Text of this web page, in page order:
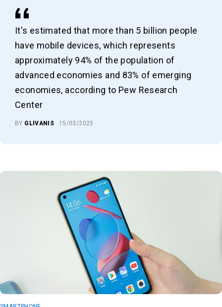
It's estimated that more than 5 billion people
have mobile devices, which represents
approximately 94% of the population of
advanced economies and 83% of emerging
economies, according to Pew Research
Center
BY GLIVANIS 15/03/2025